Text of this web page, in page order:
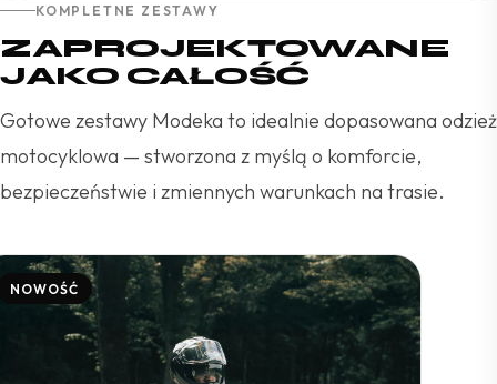
KOMPLETNE ZESTAWY
ZAPROJEKTOWANE
JAKO CAŁOŚĆ
Gotowe zestawy Modeka to idealnie dopasowana odzież
motocyklowa — stworzona z myślą o komforcie,
bezpieczeństwie i zmiennych warunkach na trasie.
NOWOŚĆ